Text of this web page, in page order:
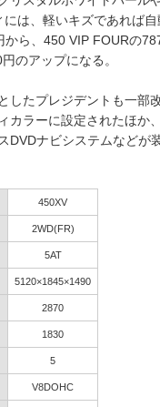
は、軽いキズであれば
ら、450 VIP FOURの
のアップになる。
したプレジデントも一部
カラーに設定されたほか
DVDナビシステムなど
450XV
2WD(FR)
5AT
5120×1845×1490
2870
1830
5
V8DOHC